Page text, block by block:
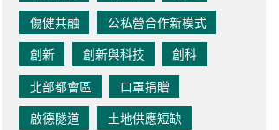
傷健共融
公私營合作新模式
創新
創新與科技
創科
北部都會區
口罩捐贈
啟德隧道
土地供應短缺